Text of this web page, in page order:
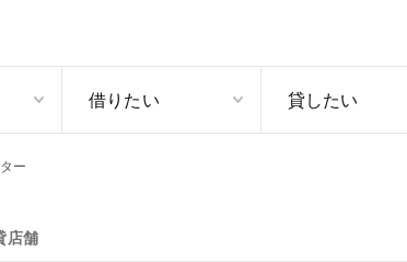
借りたい 貸したい
ー
店舗